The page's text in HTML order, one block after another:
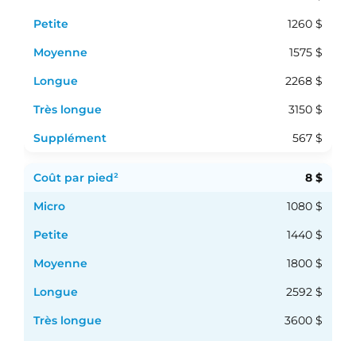
1260 $
1575 $
2268 $
3150 $
567 $
8 $
1080 $
1440 $
1800 $
2592 $
3600 $